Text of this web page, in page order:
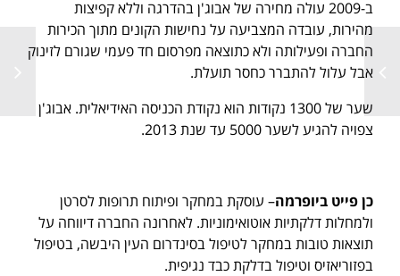
ב-2009 עולה מחירה של אבוג'ן בהדרגה וללא קפיצות
מהירות, עובדה המצביעה על נחישות הקונים מתוך הכירות
החברה ופעילותה ולא כתוצאה מפרסום חד פעמי שגורם לזינוק
אבל עלול להתברר כחסר תועלת.
שער של 1300 נקודות הוא נקודת הכניסה האידיאלית. אבוג'ן
צפויה להגיע לשער 5000 עד שנת 2013.
כן פייט ביופרמה– עוסקת במחקר ופיתוח תרופות לסרטן
ולמחלות דלקתיות אוטואימוניות. לאחרונה החברה דיווחה על
תוצאות טובות במחקר לטיפול בסינדרום העין היבשה, בטיפול
בפזוריאזיס וטיפול בדלקת כבד נגיפית.